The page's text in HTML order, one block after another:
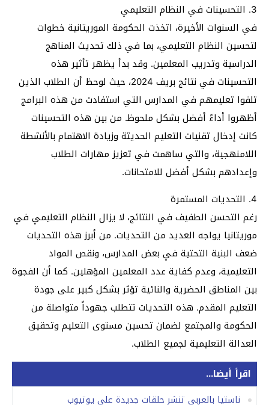
3. التحسينات في النظام التعليمي
في السنوات الأخيرة، اتخذت الحكومة الموريتانية خطوات
لتحسين النظام التعليمي، بما في ذلك تحديث المناهج
الدراسية وتدريب المعلمين. وقد بدأ يظهر تأثير هذه
التحسينات في نتائج بريف 2024، حيث لوحظ أن الطلاب الذين
تلقوا تعليمهم في المدارس التي استفادت من هذه البرامج
أظهروا أداءً أفضل بشكل ملحوظ. من بين هذه التحسينات
كانت إدخال تقنيات التعليم الحديثة وزيادة الاهتمام بالأنشطة
اللامنهجية، والتي ساهمت في تعزيز مهارات الطلاب
وإعدادهم بشكل أفضل للامتحانات.
4. التحديات المستمرة
رغم التحسن الطفيف في النتائج، لا يزال النظام التعليمي في
موريتانيا يواجه العديد من التحديات. من أبرز هذه التحديات
ضعف البنية التحتية في بعض المدارس، ونقص المواد
التعليمية، وعدم كفاية عدد المعلمين المؤهلين. كما أن الفجوة
بين المناطق الحضرية والنائية تؤثر بشكل كبير على جودة
التعليم المقدم. هذه التحديات تتطلب جهوداً متواصلة من
الحكومة والمجتمع لضمان تحسين مستوى التعليم وتحقيق
العدالة التعليمية لجميع الطلاب.
اقرأ أيضا...
ناستيا بالعربي تنشر حلقات جديدة على يوتيوب